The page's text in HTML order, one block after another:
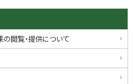
閲覧・提供について